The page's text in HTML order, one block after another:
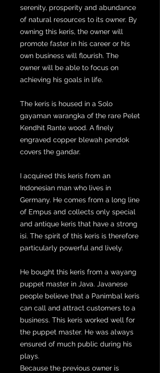
serenity, prosperity and abundance
of natural resources to its owner. By
owning this keris, the owner will
promote faster in his career or his
own business will flourish. The
owner will be able to focus on
achieving his goals in life.
The keris is housed in a Solo
gayaman warangka of the rare Pelet
Kendhit Rante wood. A finely
engraved copper blewah pendok
covers the gandar.
I acquired this keris from an
Indonesian man who lives in
Germany. He comes from a long line
of Empus and collects only special
and antique keris that have a strong
isi. The spirit of this keris is therefore
particularly powerful and lively.
He bought this keris from a wayang
puppet master in Java. Javanese
people believe that a Panimbal keris
can call and attract customers to a
business. This keris worked well for
the puppet master. He was always
ensured of much public during his
plays.
Because the previous owner is